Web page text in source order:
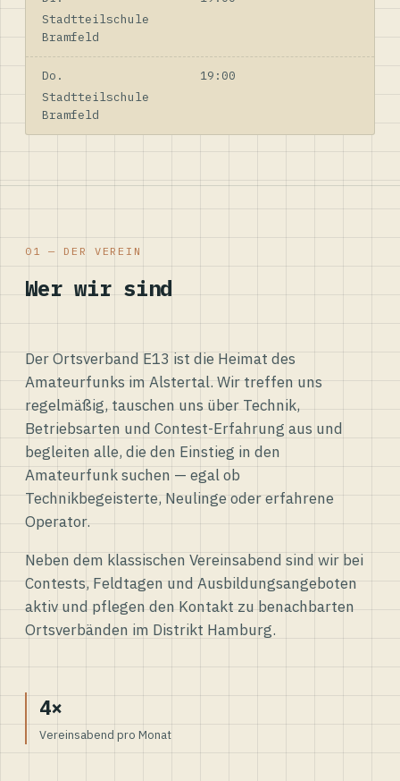
Stadtteilschule
Bramfeld
Do.
19:00
Stadtteilschule
Bramfeld
01 — DER VEREIN
Wer wir sind
Der Ortsverband E13 ist die Heimat des
Amateurfunks im Alstertal. Wir treffen uns
regelmäßig, tauschen uns über Technik,
Betriebsarten und Contest-Erfahrung aus und
begleiten alle, die den Einstieg in den
Amateurfunk suchen — egal ob
Technikbegeisterte, Neulinge oder erfahrene
Operator.
Neben dem klassischen Vereinsabend sind wir bei
Contests, Feldtagen und Ausbildungsangeboten
aktiv und pflegen den Kontakt zu benachbarten
Ortsverbänden im Distrikt Hamburg.
4×
Vereinsabend pro Monat